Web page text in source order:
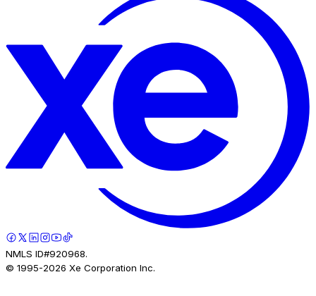
NMLS ID#920968.
© 1995-2026 Xe Corporation Inc.